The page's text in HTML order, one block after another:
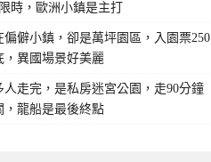
時，歐洲小鎮是主打
偏僻小鎮，卻是萬坪園區，入園票250
，異國場景好美麗
人走完，是私房迷宮公園，走90分鐘
，龍船是最後終點